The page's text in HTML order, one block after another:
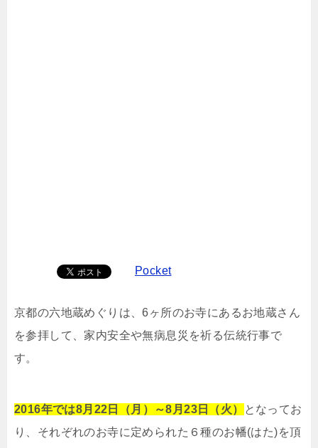
Pocket
京都の六地蔵めぐりは、6ヶ所のお寺にあるお地蔵さん
を参拝して、家内安全や無病息災を祈る伝統行事で
す。
2016年では8月22日（月）～8月23日（火）
となってお
り、それぞれのお寺に定められた６種のお幡(はた)を頂